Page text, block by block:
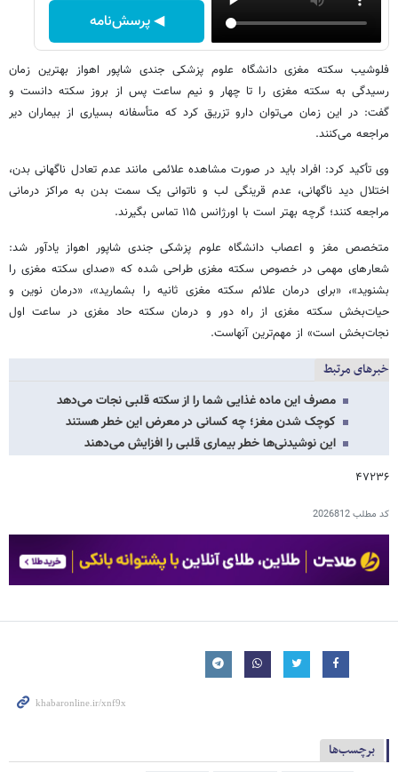
◀ پرسش‌نامه
فلوشیب سکته مغزی دانشگاه علوم پزشکی جندی شاپور اهواز بهترین زمان
رسیدگی به سکته مغزی را تا چهار و نیم ساعت پس از بروز سکته دانست و
گفت: در این زمان می‌توان دارو تزریق کرد که متأسفانه بسیاری از بیماران دیر
مراجعه می‌کنند.
وی تأکید کرد: افراد باید در صورت مشاهده علائمی مانند عدم تعادل ناگهانی بدن،
اختلال دید ناگهانی، عدم قرینگی لب و ناتوانی یک سمت بدن به مراکز درمانی
مراجعه کنند؛ گرچه بهتر است با اورژانس ۱۱۵ تماس بگیرند.
متخصص مغز و اعصاب دانشگاه علوم پزشکی جندی شاپور اهواز یادآور شد:
شعارهای مهمی در خصوص سکته مغزی طراحی شده که «صدای سکته مغزی را
بشنوید»، «برای درمان علائم سکته مغزی ثانیه را بشمارید»، «درمان نوین و
حیات‌بخش سکته مغزی از راه دور و درمان سکته حاد مغزی در ساعت اول
نجات‌بخش است» از مهم‌ترین آنهاست.
خبرهای مرتبط
مصرف این ماده غذایی شما را از سکته قلبی نجات می‌دهد
کوچک شدن مغز؛ چه کسانی در معرض این خطر هستند
این نوشیدنی‌ها خطر بیماری قلبی را افزایش می‌دهند
۴۷۲۳۶
کد مطلب2026812
برچسب‌ها